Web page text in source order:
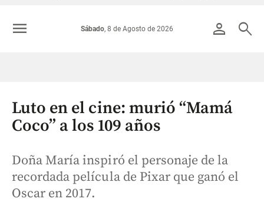
Colombia
person search
Sábado, 8 de Agosto de 2026
menu
Luto en el cine: murió “Mamá
Coco” a los 109 años
Doña María inspiró el personaje de la
recordada película de Pixar que ganó el
Oscar en 2017.